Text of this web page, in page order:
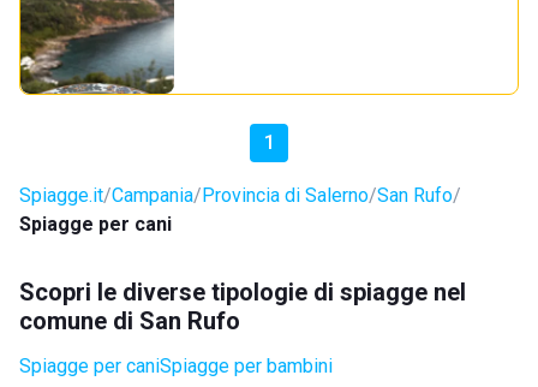
1
Spiagge.it Campania Provincia di Salerno San Rufo
Spiagge per cani
Scopri le diverse tipologie di spiagge nel
comune di San Rufo
Spiagge per caniSpiagge per bambini